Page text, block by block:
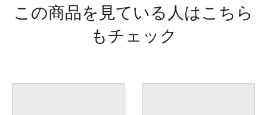
この商品を見ている人はこちら
もチェック